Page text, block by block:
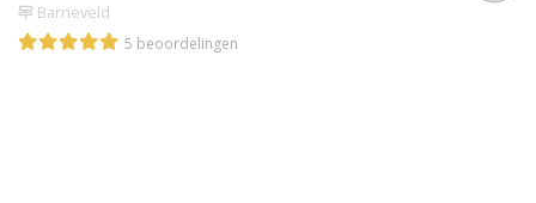
Barneveld
5 beoordelingen